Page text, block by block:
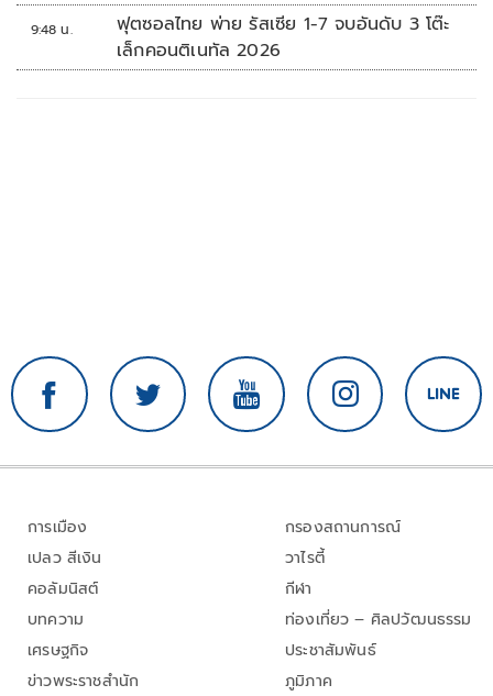
9:48 น.
ฟุตซอลไทย พ่าย รัสเซีย 1-7 จบอันดับ 3 โต๊ะ
เล็กคอนติเนทัล 2026
การเมือง
เปลว สีเงิน
คอลัมนิสต์
บทความ
เศรษฐกิจ
ข่าวพระราชสำนัก
กรองสถานการณ์
วาไรตี้
กีฬา
ท่องเที่ยว – ศิลปวัฒนธรรม
ประชาสัมพันธ์
ภูมิภาค